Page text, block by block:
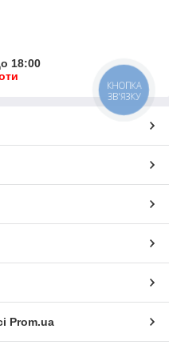
18:00
Prom.ua
КНОПКА
ЗВ'ЯЗКУ